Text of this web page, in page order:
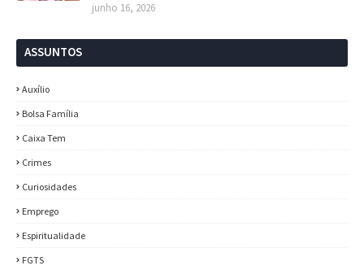
junho 16, 2026
ASSUNTOS
Auxílio
Bolsa Família
Caixa Tem
Crimes
Curiosidades
Emprego
Espiritualidade
FGTS